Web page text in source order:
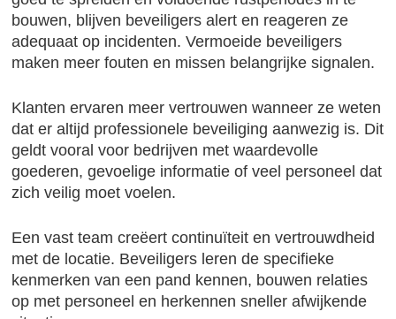
bouwen, blijven beveiligers alert en reageren ze
adequaat op incidenten. Vermoeide beveiligers
maken meer fouten en missen belangrijke signalen.
Klanten ervaren meer vertrouwen wanneer ze weten
dat er altijd professionele beveiliging aanwezig is. Dit
geldt vooral voor bedrijven met waardevolle
goederen, gevoelige informatie of veel personeel dat
zich veilig moet voelen.
Een vast team creëert continuïteit en vertrouwdheid
met de locatie. Beveiligers leren de specifieke
kenmerken van een pand kennen, bouwen relaties
op met personeel en herkennen sneller afwijkende